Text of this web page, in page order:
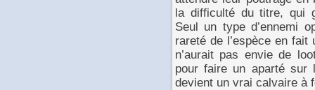
la difficulté du titre, qui
Seul un type d’ennemi
rareté de l’espèce en
n’aurait pas envie de
pour faire un aparté sur
devient un vrai calvaire à